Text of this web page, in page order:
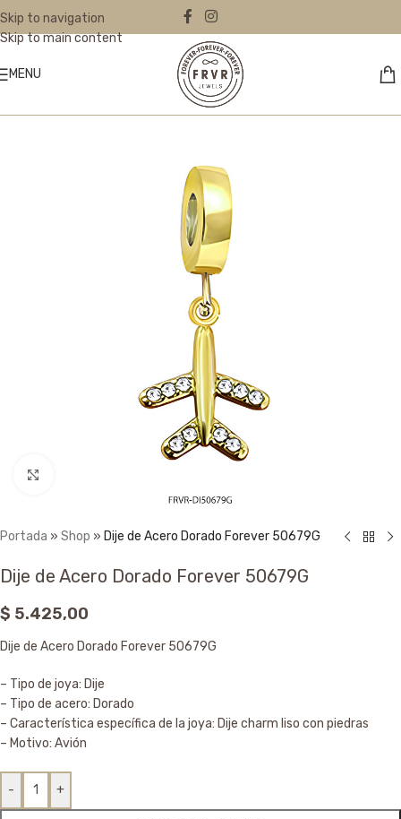
Skip to navigation
Skip to main content
MENU
Portada » Shop » Dije de Acero Dorado Forever 50679G
Dije de Acero Dorado Forever 50679G
$ 5.425,00
Dije de Acero Dorado Forever 50679G
– Tipo de joya: Dije
– Tipo de acero: Dorado
– Característica específica de la joya: Dije charm liso con piedras
– Motivo: Avión
- +